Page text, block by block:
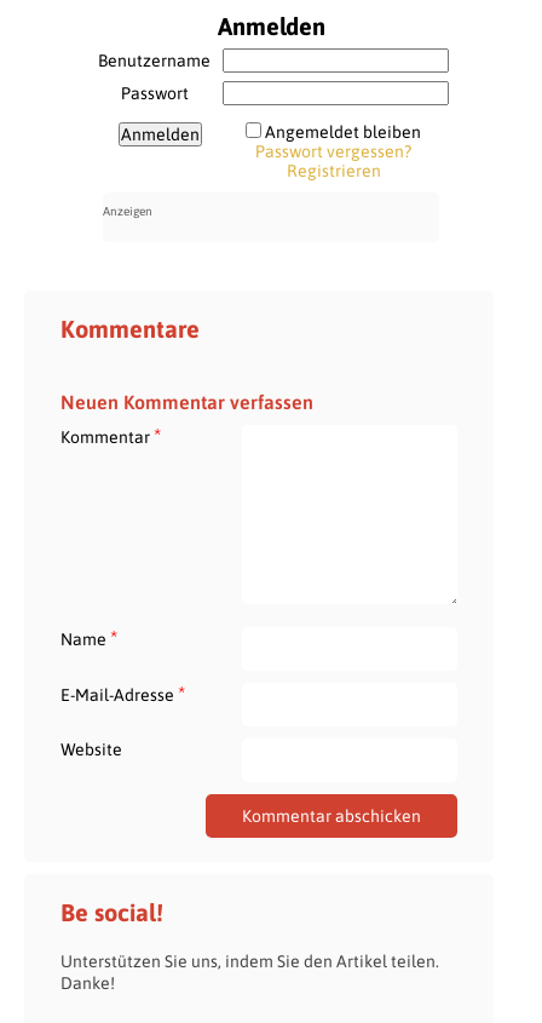
Anmelden
Benutzername
Passwort
Angemeldet bleiben
Passwort vergessen?
Registrieren
Kommentare
Neuen Kommentar verfassen
Kommentar*
Name *
E-Mail-Adresse *
Website
Be social!
Unterstützen Sie uns, indem Sie den Artikel teilen.
Danke!